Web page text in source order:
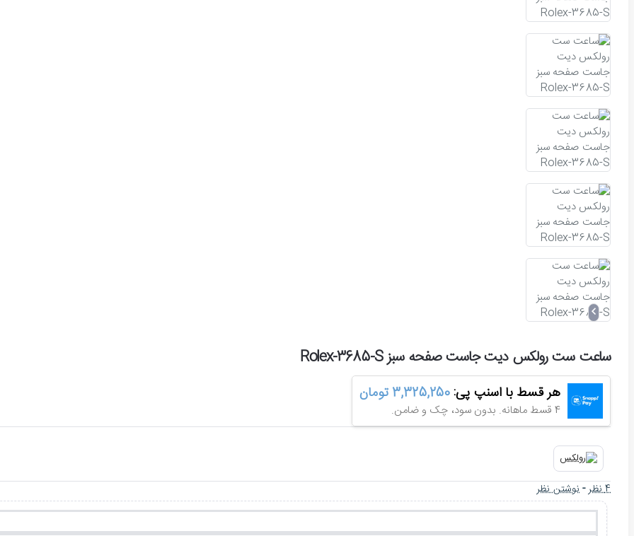
ساعت ست رولکس دیت جاست صفحه سبز Rolex-3685-S
هر قسط با اسنپ پی:3,325,250 تومان
4 قسط ماهانه. بدون سود، چک و ضامن.
4 نظر -نوشتن نظر